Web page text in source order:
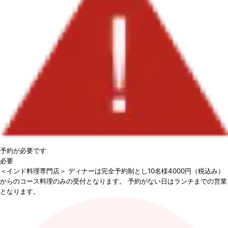
予約が必要です
必要
＜インド料理専門店＞ ディナーは完全予約制とし10名様4000円（税込み）
からのコース料理のみの受付となります。 予約がない日はランチまでの営業
となります。